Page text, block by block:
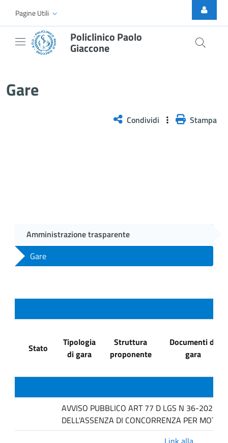
Skip to Main Content
Pagine Utili
Policlinico Paolo
Giaccone
Gare
Condividi Stampa
Amministrazione trasparente
Gare
Stato
Tipologia
di gara
Struttura
proponente
Documenti di
gara
AVVISO PUBBLICO ART 77 D LGS N 36-2023
DELL'ASSENZA DI CONCORRENZA PER MOTIVI